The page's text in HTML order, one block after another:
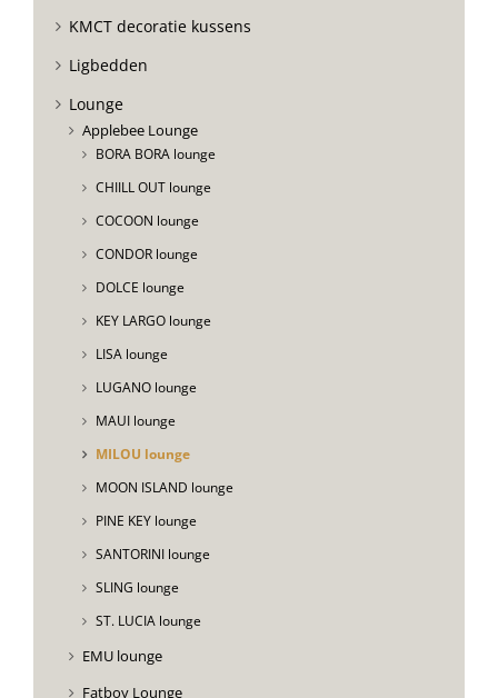
KMCT decoratie kussens
Ligbedden
Lounge
Applebee Lounge
BORA BORA lounge
CHIILL OUT lounge
COCOON lounge
CONDOR lounge
DOLCE lounge
KEY LARGO lounge
LISA lounge
LUGANO lounge
MAUI lounge
MILOU lounge
MOON ISLAND lounge
PINE KEY lounge
SANTORINI lounge
SLING lounge
ST. LUCIA lounge
EMU lounge
Fatboy Lounge